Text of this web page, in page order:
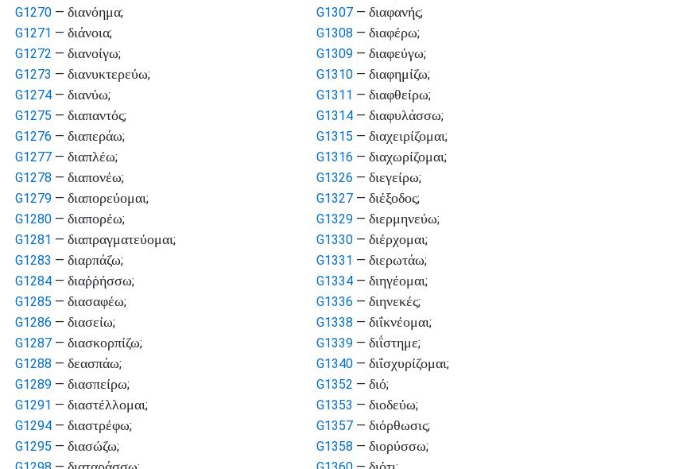
G1270 —διανόημα;
G1271 —διάνοια;
G1272 —διανοίγω;
G1273 —διανυκτερεύω;
G1274 —διανύω;
G1275 —διαπαντός;
G1276 —διαπεράω;
G1277 —διαπλέω;
G1278 —διαπονέω;
G1279 —διαπορεύομαι;
G1280 —διαπορέω;
G1281 —διαπραγματεύομαι;
G1283 —διαρπάζω;
G1284 —διαῤῥήσσω;
G1285 —διασαφέω;
G1286 —διασείω;
G1287 —διασκορπίζω;
G1288 —δεασπάω;
G1289 —διασπείρω;
G1291 —διαστέλλομαι;
G1294 —διαστρέφω;
G1295 —διασώζω;
G1307— διαφανής;
G1308— διαφέρω;
G1309— διαφεύγω;
G1310— διαφημίζω;
G1311 — διαφθείρω;
G1314— διαφυλάσσω;
G1315 — διαχειρίζομαι;
G1316 — διαχωρίζομαι;
G1326 — διεγείρω;
G1327— διέξοδος;
G1329— διερμηνεύω;
G1330— διέρχομαι;
G1331 — διερωτάω;
G1334— διηγέομαι;
G1336 — διηνεκές;
G1338— διΐκνέομαι;
G1339— διΐστημε;
G1340— διΐσχυρίζομαι;
G1352 — διό;
G1353 — διοδεύω;
G1357— διόρθωσις;
G1358— διορύσσω;